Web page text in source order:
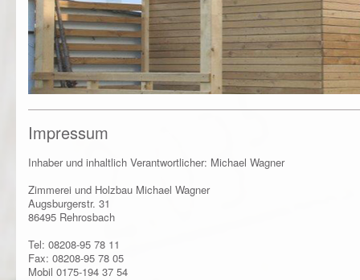
Impressum
Inhaber und inhaltlich Verantwortlicher: Michael Wagner
Zimmerei und Holzbau Michael Wagner
Augsburgerstr. 31
86495 Rehrosbach
Tel: 08208-95 78 11
Fax: 08208-95 78 05
Mobil 0175-194 37 54